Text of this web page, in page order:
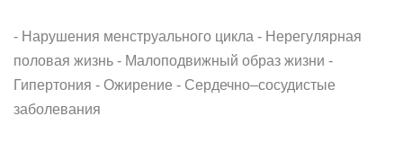
- Нарушения менструального цикла - Нерегулярная
половая жизнь - Малоподвижный образ жизни -
Гипертония - Ожирение - Сердечно–сосудистые
заболевания